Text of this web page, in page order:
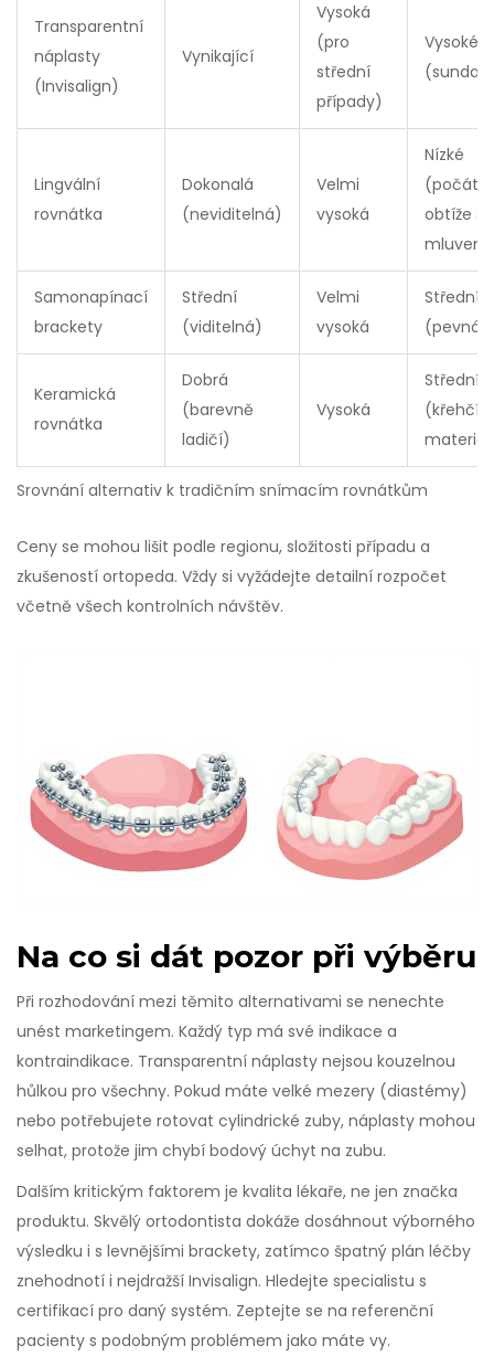
Srovnání alternativ k tradičním snímacím rovnátkům
Transparentní
náplasty
(Invisalign)
Vynikající
Vysoká
(pro
střední
případy)
Vysoké
Lingvální
rovnátka
Dokonalá
(neviditelná)
Velmi
vysoká
Nízké
obtíže s
Samonapínací
brackety
Střední
(viditelná)
Velmi
vysoká
Střední
(pevná)
Keramická
rovnátka
Dobrá
(barevně
ladičí)
Vysoká
Střední
(křehčí
Ceny se mohou lišit podle regionu, složitosti případu a
zkušeností ortopeda. Vždy si vyžádejte detailní rozpočet
včetně všech kontrolních návštěv.
Na co si dát pozor při výběru
Při rozhodování mezi těmito alternativami se nenechte
unést marketingem. Každý typ má své indikace a
kontraindikace. Transparentní náplasty nejsou kouzelnou
hůlkou pro všechny. Pokud máte velké mezery (diastémy)
nebo potřebujete rotovat cylindrické zuby, náplasty mohou
selhat, protože jim chybí bodový úchyt na zubu.
Dalším kritickým faktorem je kvalita lékaře, ne jen značka
produktu. Skvělý ortodontista dokáže dosáhnout výborného
výsledku i s levnějšími brackety, zatímco špatný plán léčby
znehodnotí i nejdražší Invisalign. Hledejte specialistu s
certifikací pro daný systém. Zeptejte se na referenční
pacienty s podobným problémem jako máte vy.